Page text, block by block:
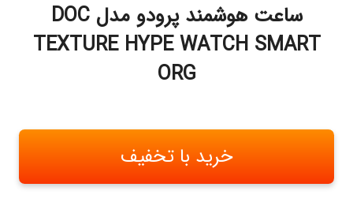
ساعت هوشمند پرودو مدل DOC
TEXTURE HYPE WATCH SMART
ORG
خرید با تخفیف